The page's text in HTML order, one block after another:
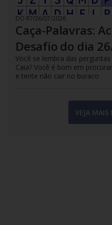
DO R7/26/07/2026
Caça-Palavras:
Desafio do dia
Você se lembra das
Caia? Você é bom em
e tente não cair no buraco
VEJA MAIS